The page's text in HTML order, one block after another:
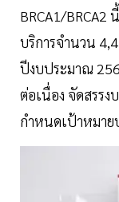
BRCA1/
บริการจำนวน
ปีงบประมาณ
ต่อเนื่อง จัดสรร
กำหนดเป้าหมาย